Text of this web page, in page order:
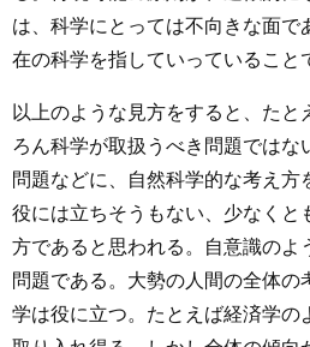
は、科学にとっては不向きな面で
在の科学を指していっていること
以上のような見方をすると、たと
ろん科学が取扱うべき問題ではな
問題などに、自然科学的な考え方
役には立ちそうもない、少なくと
方であると思われる。自意識のよ
問題である。大勢の人間の全体の
学は役に立つ。たとえば経済学の